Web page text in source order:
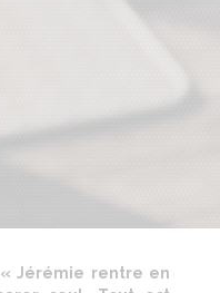
« Jérémie rentre en